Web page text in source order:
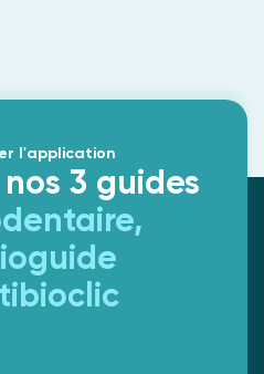
l'application
3 guides